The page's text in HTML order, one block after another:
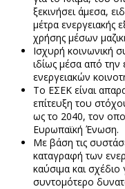
ξεκινήσει άμεσα,
μέτρα ενεργειακής
χρήσης μέσων
Ισχυρή κοινωνική
ιδίως μέσα από
ενεργειακών
Το ΕΣΕΚ είναι
επίτευξη του
ως το 2040, τον
Ευρωπαϊκή Ένωση.
Με βάση τις
καταγραφή των
καύσιμα και σχέδιο
συντομότερο